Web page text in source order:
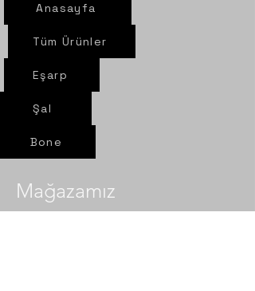
Anasayfa
Tüm Ürünler
Eşarp
Şal
Bone
Mağazamız